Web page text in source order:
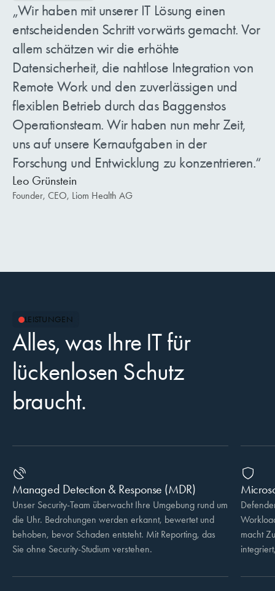
Wir haben mit unserer IT Lösung einen
entscheidenden Schritt vorwärts gemacht. Vor
allem schätzen wir die erhöhte
Datensicherheit, die nahtlose Integration von
Remote Work und den zuverlässigen und
flexiblen Betrieb durch das Baggenstos
Operationsteam. Wir haben nun mehr Zeit,
uns auf unsere Kernaufgaben in der
Forschung und Entwicklung zu konzentrieren.
Leo Grünstein
Founder, CEO, Liom Health AG
LEISTUNGEN
Alles, was Ihre IT für
lückenlosen Schutz
braucht.
Managed Detection & Response (MDR)
Unser Security-Team überwacht Ihre Umgebung rund um
die Uhr. Bedrohungen werden erkannt, bewertet und
behoben, bevor Schaden entsteht. Mit Reporting, das
Sie ohne Security-Studium verstehen.
macht